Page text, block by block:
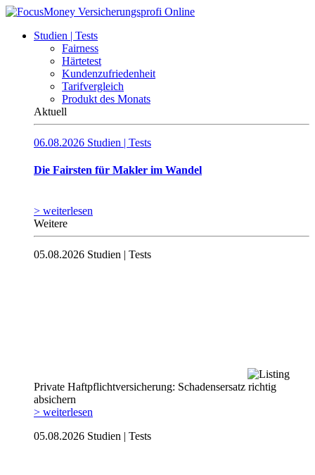
Studien | Tests
Fairness
Härtetest
Kundenzufriedenheit
Tarifvergleich
Produkt des Monats
Aktuell
06.08.2026 Studien | Tests
Die Fairsten für Makler im Wandel
> weiterlesen
Weitere
05.08.2026 Studien | Tests
Private Haftpflicht­versicherung: Schadensersatz richtig
absichern
> weiterlesen
05.08.2026 Studien | Tests